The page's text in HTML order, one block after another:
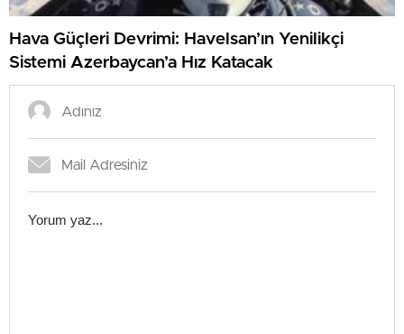
Hava Güçleri Devrimi: Havelsan’ın Yenilikçi
Sistemi Azerbaycan’a Hız Katacak